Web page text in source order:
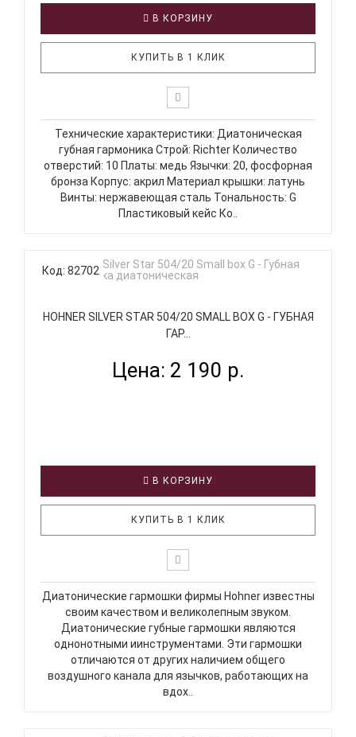
В КОРЗИНУ
КУПИТЬ В 1 КЛИК
Технические характеристики: Диатоническая
губная гармоника Строй: Richter Количество
отверстий: 10 Платы: медь Язычки: 20, фосфорная
бронза Корпус: акрил Материал крышки: латунь
Винты: нержавеющая сталь Тональность: G
Пластиковый кейс Ко..
Код: 82702
HOHNER SILVER STAR 504/20 SMALL BOX G - ГУБНАЯ
ГАР...
Цена: 2 190 р.
В КОРЗИНУ
КУПИТЬ В 1 КЛИК
Диатонические гармошки фирмы Hohner известны
своим качеством и великолепным звуком.
Диатонические губные гармошки являются
однонотными иинструментами. Эти гармошки
отличаются от других наличием общего
воздушного канала для язычков, работающих на
вдох..